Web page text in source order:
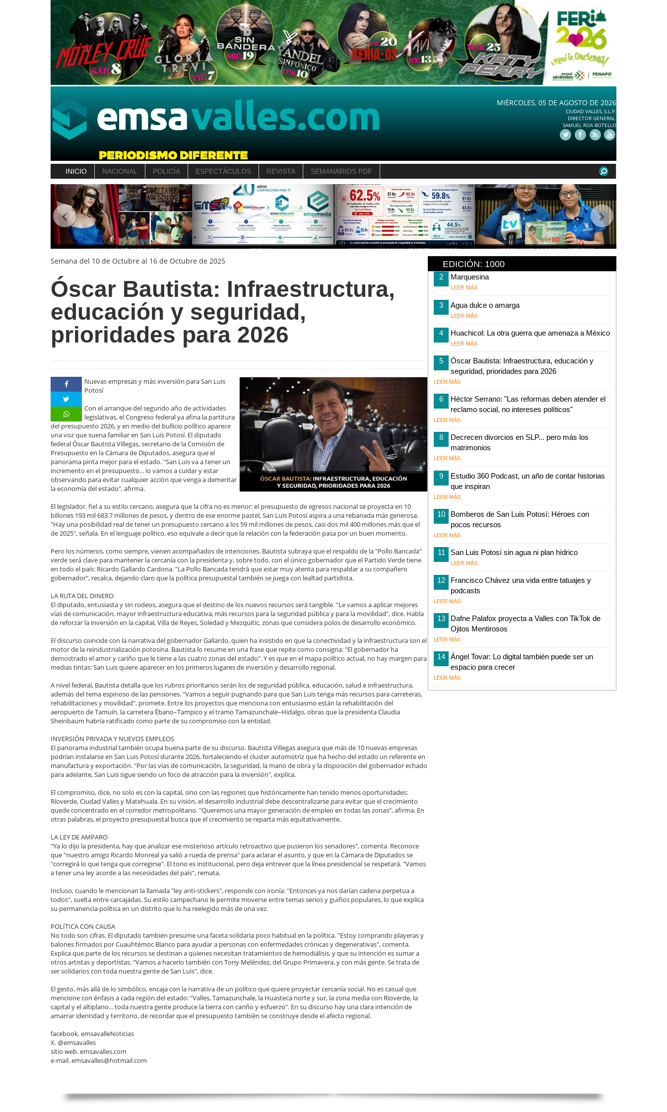
MIÉRCOLES, 05 DE AGOSTO DE 2026
CIUDAD VALLES, S.L.P.
DIRECTOR GENERAL.
SAMUEL ROA BOTELLO
INICIO NACIONAL POLICÍA ESPECTÁCULOS REVISTA SEMANARIOS PDF
Semana del 10 de Octubre al 16 de Octubre de 2025
Óscar Bautista: Infraestructura,
educación y seguridad,
prioridades para 2026
Nuevas empresas y más inversión para San Luis
Potosí
Con el arranque del segundo año de actividades
legislativas, el Congreso federal ya afina la partitura
del presupuesto 2026, y en medio del bullicio político aparece
una voz que suena familiar en San Luis Potosí. El diputado
federal Óscar Bautista Villegas, secretario de la Comisión de
Presupuesto en la Cámara de Diputados, asegura que el
panorama pinta mejor para el estado. "San Luis va a tener un
incremento en el presupuesto... lo vamos a cuidar y estar
observando para evitar cualquier acción que venga a demeritar
la economía del estado", afirma.
El legislador, fiel a su estilo cercano, asegura que la cifra no es menor: el presupuesto de egresos nacional se proyecta en 10
billones 193 mil 683.7 millones de pesos, y dentro de ese enorme pastel, San Luis Potosí aspira a una rebanada más generosa.
"Hay una posibilidad real de tener un presupuesto cercano a los 59 mil millones de pesos, casi dos mil 400 millones más que el
de 2025", señala. En el lenguaje político, eso equivale a decir que la relación con la federación pasa por un buen momento.
Pero los números, como siempre, vienen acompañados de intenciones. Bautista subraya que el respaldo de la "Pollo Bancada"
verde será clave para mantener la cercanía con la presidenta y, sobre todo, con el único gobernador que el Partido Verde tiene
en todo el país: Ricardo Gallardo Cardona. "La Pollo Bancada tendrá que estar muy atenta para respaldar a su compañero
gobernador", recalca, dejando claro que la política presupuestal también se juega con lealtad partidista.
LA RUTA DEL DINERO
El diputado, entusiasta y sin rodeos, asegura que el destino de los nuevos recursos será tangible. "Le vamos a aplicar mejores
vías de comunicación, mayor infraestructura educativa, más recursos para la seguridad pública y para la movilidad", dice. Habla
de reforzar la inversión en la capital, Villa de Reyes, Soledad y Mezquitic, zonas que considera polos de desarrollo económico.
El discurso coincide con la narrativa del gobernador Gallardo, quien ha insistido en que la conectividad y la infraestructura son el
motor de la reindustrialización potosina. Bautista lo resume en una frase que repite como consigna: "El gobernador ha
demostrado el amor y cariño que le tiene a las cuatro zonas del estado". Y es que en el mapa político actual, no hay margen para
medias tintas: San Luis quiere aparecer en los primeros lugares de inversión y desarrollo regional.
A nivel federal, Bautista detalla que los rubros prioritarios serán los de seguridad pública, educación, salud e infraestructura,
además del tema espinoso de las pensiones. "Vamos a seguir pugnando para que San Luis tenga más recursos para carreteras,
rehabilitaciones y movilidad", promete. Entre los proyectos que menciona con entusiasmo están la rehabilitación del
aeropuerto de Tamuín, la carretera Ébano–Tampico y el tramo Tamazunchale–Hidalgo, obras que la presidenta Claudia
Sheinbaum habría ratificado como parte de su compromiso con la entidad.
INVERSIÓN PRIVADA Y NUEVOS EMPLEOS
El panorama industrial también ocupa buena parte de su discurso. Bautista Villegas asegura que más de 10 nuevas empresas
podrían instalarse en San Luis Potosí durante 2026, fortaleciendo el cluster automotriz que ha hecho del estado un referente en
manufactura y exportación. "Por las vías de comunicación, la seguridad, la mano de obra y la disposición del gobernador echado
para adelante, San Luis sigue siendo un foco de atracción para la inversión", explica.
El compromiso, dice, no solo es con la capital, sino con las regiones que históricamente han tenido menos oportunidades:
Ríoverde, Ciudad Valles y Matehuala. En su visión, el desarrollo industrial debe descentralizarse para evitar que el crecimiento
quede concentrado en el corredor metropolitano. "Queremos una mayor generación de empleo en todas las zonas", afirma. En
otras palabras, el proyecto presupuestal busca que el crecimiento se reparta más equitativamente.
LA LEY DE AMPARO
"Ya lo dijo la presidenta, hay que analizar ese misterioso artículo retroactivo que pusieron los senadores", comenta. Reconoce
que "nuestro amigo Ricardo Monreal ya salió a rueda de prensa" para aclarar el asunto, y que en la Cámara de Diputados se
"corregirá lo que tenga que corregirse". El tono es institucional, pero deja entrever que la línea presidencial se respetará. "Vamos
a tener una ley acorde a las necesidades del país", remata.
Incluso, cuando le mencionan la llamada "ley anti-stickers", responde con ironía: "Entonces ya nos darían cadena perpetua a
todos", suelta entre carcajadas. Su estilo campechano le permite moverse entre temas serios y guiños populares, lo que explica
su permanencia política en un distrito que lo ha reelegido más de una vez.
POLÍTICA CON CAUSA
No todo son cifras. El diputado también presume una faceta solidaria poco habitual en la política. "Estoy comprando playeras y
balones firmados por Cuauhtémoc Blanco para ayudar a personas con enfermedades crónicas y degenerativas", comenta.
Explica que parte de los recursos se destinan a quienes necesitan tratamientos de hemodiálisis, y que su intención es sumar a
otros artistas y deportistas. "Vamos a hacerlo también con Tony Meléndez, del Grupo Primavera, y con más gente. Se trata de
ser solidarios con toda nuestra gente de San Luis", dice.
El gesto, más allá de lo simbólico, encaja con la narrativa de un político que quiere proyectar cercanía social. No es casual que
mencione con énfasis a cada región del estado: "Valles, Tamazunchale, la Huasteca norte y sur, la zona media con Ríoverde, la
capital y el altiplano... toda nuestra gente produce la tierra con cariño y esfuerzo". En su discurso hay una clara intención de
amarrar identidad y territorio, de recordar que el presupuesto también se construye desde el afecto regional.
facebook. emsavalleNoticias
X. @emsavalles
sitio web. emsavalles.com
e-mail. emsavalles@hotmail.com
EDICIÓN: 1000
2 Marquesina
LEER MÁS
3 Agua dulce o amarga
LEER MÁS
4 Huachicol: La otra guerra que amenaza a México
LEER MÁS
5
Óscar Bautista: Infraestructura, educación y
seguridad, prioridades para 2026
LEER MÁS
6
Héctor Serrano: "Las reformas deben atender el
reclamo social, no intereses políticos"
LEER MÁS
8
Decrecen divorcios en SLP... pero más los
matrimonios
LEER MÁS
9
Estudio 360 Podcast, un año de contar historias
que inspiran
LEER MÁS
10
Bomberos de San Luis Potosí: Héroes con
pocos recursos
LEER MÁS
11 San Luis Potosí sin agua ni plan hídrico
LEER MÁS
12
Francisco Chávez una vida entre tatuajes y
podcasts
LEER MÁS
13
Dafne Palafox proyecta a Valles con TikTok de
Ojitos Mentirosos
LEER MÁS
14
Ángel Tovar: Lo digital también puede ser un
espacio para crecer
LEER MÁS